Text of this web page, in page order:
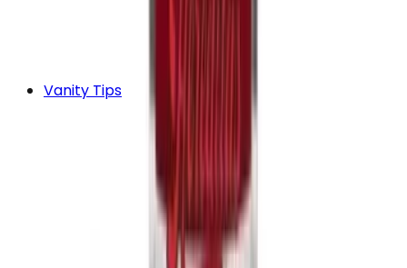
Vanity Tips